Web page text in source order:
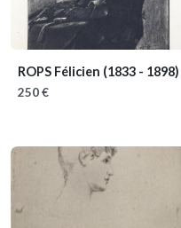
ROPS Félicien (1833 - 1898)
250 €